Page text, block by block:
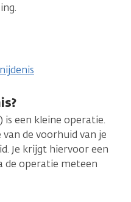
is een kleine operatie.
de voorhuid van je
Je krijgt hiervoor een
de operatie meteen